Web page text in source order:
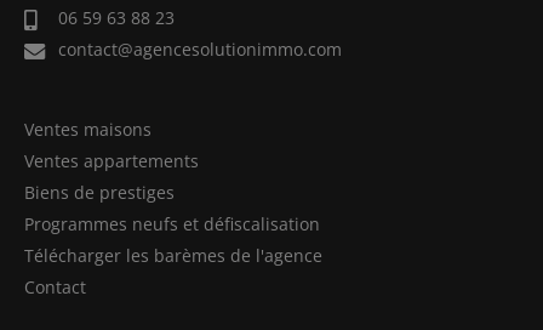
06 59 63 88 23
contact@agencesolutionimmo.com
Ventes maisons
Ventes appartements
Biens de prestiges
Programmes neufs et défiscalisation
Télécharger les barèmes de l'agence
Contact